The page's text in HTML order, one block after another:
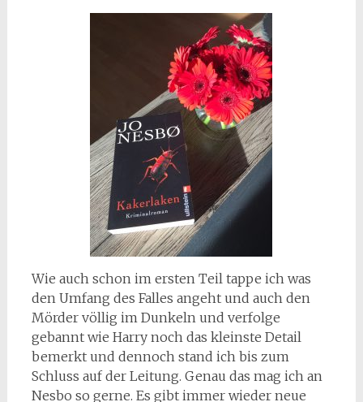
Wie auch schon im ersten Teil tappe ich was
den Umfang des Falles angeht und auch den
Mörder völlig im Dunkeln und verfolge
gebannt wie Harry noch das kleinste Detail
bemerkt und dennoch stand ich bis zum
Schluss auf der Leitung. Genau das mag ich an
Nesbo so gerne. Es gibt immer wieder neue